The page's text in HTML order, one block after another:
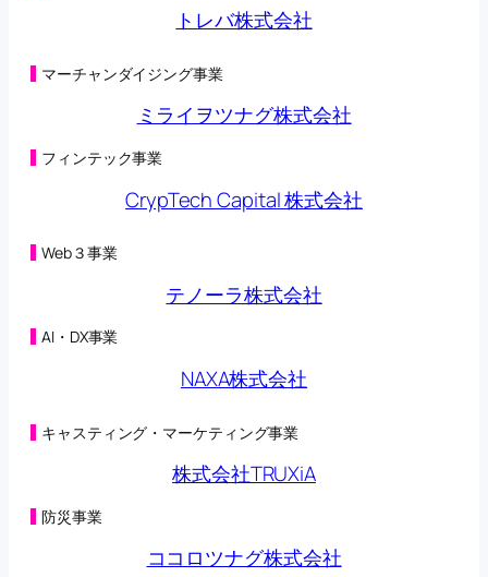
第三者割当による第42回新株予約権の行使状況に関す
2026年05月15日
(125KB)
第三者割当による第42回新株予約権の行使状況に関す
2026年05月01日
第三者割当による第42回新株予約権の行使状況に関す
2026年04月27日
「CHARGESPOT」による相互送客キャンペーン実施に
2026年04月24日
(98KB)
子会社の異動を伴う株式の取得に関する株式譲渡契約
締結のお知らせ
(230KB)
2026年04月22日
合弁会社（連結子会社）設立及び子会社における新た
な事業の開始に関するお知らせ
2026年04月20日
（訂正・数値データ訂正）2026年５月期 第３四半期決
算短信〔日本基準〕（連結）の一部訂正につい
トレバ株式会社
マーチャンダイジング事業
ミライヲツナグ株式会社
フィンテック事業
CrypTech Capital 株式会社
Web３事業
テノーラ株式会社
AI・DX事業
NAXA株式会社
キャスティング・マーケティング事業
株式会社TRUXiA
防災事業
ココロツナグ株式会社